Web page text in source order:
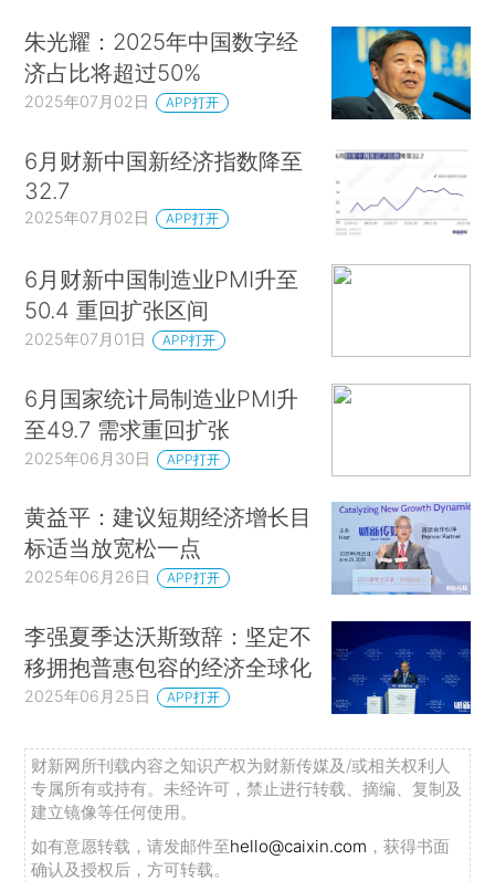
朱光耀：2025年中国数字经
济占比将超过50%
2025年07月02日 APP打开
6月财新中国新经济指数降至
32.7
2025年07月02日 APP打开
6月财新中国制造业PMI升至
50.4 重回扩张区间
2025年07月01日 APP打开
6月国家统计局制造业PMI升
至49.7 需求重回扩张
2025年06月30日 APP打开
黄益平：建议短期经济增长目
标适当放宽松一点
2025年06月26日 APP打开
李强夏季达沃斯致辞：坚定不
移拥抱普惠包容的经济全球化
2025年06月25日 APP打开
财新网所刊载内容之知识产权为财新传媒及/或相关权利人
专属所有或持有。未经许可，禁止进行转载、摘编、复制及
建立镜像等任何使用。
如有意愿转载，请发邮件至hello@caixin.com ，获得书面
确认及授权后，方可转载。